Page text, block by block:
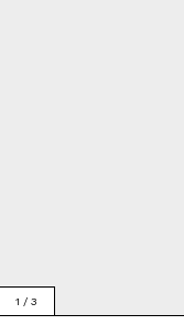
1 / 3